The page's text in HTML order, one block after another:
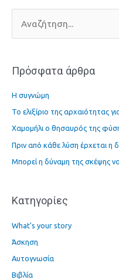
ν
ζ
τ
η
σ
η
γ
:
Πρόσφατα άρθρα
Η συγνώμη
Το ελιξίριο της αρχαιότητας
Χαμομήλι ο θησαυρός της
Πριν από κάθε λύση έρχεται η
Μπορεί η δύναμη της σκέψης
Kατηγορίες
What's your story
Άσκηση
Αυτογνωσία
Βιβλία